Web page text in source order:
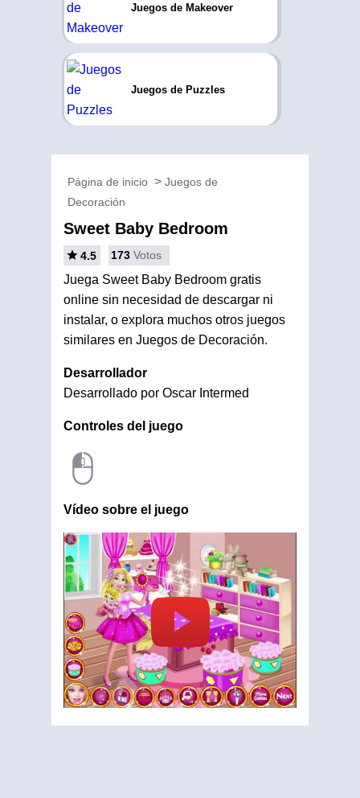
Juegos de Makeover
Juegos de Puzzles
Página de inicio
Juegos de
Decoración
Sweet Baby Bedroom
4.5 173 Votos
Juega Sweet Baby Bedroom gratis
online sin necesidad de descargar ni
instalar, o explora muchos otros juegos
similares en Juegos de Decoración.
Desarrollador
Desarrollado por Oscar Intermed
Controles del juego
Vídeo sobre el juego